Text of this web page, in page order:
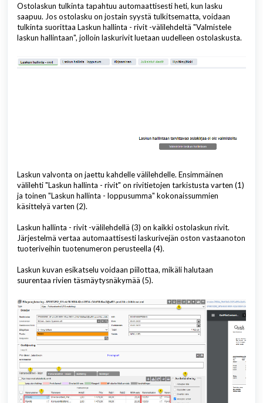
Ostolaskun tulkinta tapahtuu automaattisesti heti, kun lasku
saapuu. Jos ostolasku on jostain syystä tulkitsematta, voidaan
tulkinta suorittaa Laskun hallinta - rivit -välilehdeltä "Valmistele
laskun hallintaan", jolloin laskurivit luetaan uudelleen ostolaskusta.
Laskun valvonta on jaettu kahdelle välilehdelle. Ensimmäinen
välilehti "Laskun hallinta - rivit" on rivitietojen tarkistusta varten (1)
ja toinen "Laskun hallinta - loppusumma" kokonaissummien
käsittelyä varten (2).
Laskun hallinta - rivit -välilehdellä (3) on kaikki ostolaskun rivit.
Järjestelmä vertaa automaattisesti laskurivejän oston vastaanoton
tuoteriveihin tuotenumeron perusteella (4).
Laskun kuvan esikatselu voidaan piilottaa, mikäli halutaan
suurentaa rivien täsmäytysnäkymää (5).